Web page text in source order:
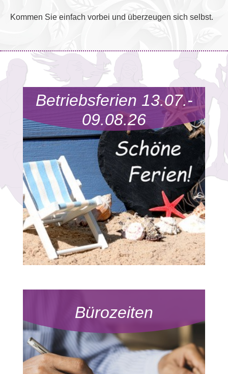
Kommen Sie einfach vorbei und überzeugen sich selbst.
Betriebsferien 13.07.-
09.08.26
Bürozeiten